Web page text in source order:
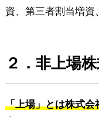
資、第三者割当増資
２．非上場
「上場」とは株式会